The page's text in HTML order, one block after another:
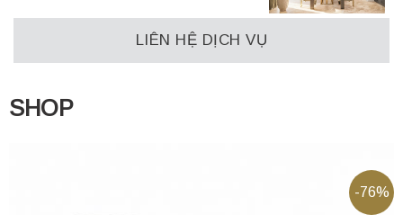
LIÊN HỆ DỊCH VỤ
SHOP
-76%